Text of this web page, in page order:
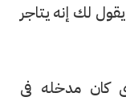
لك إنه يتاجر
كان مدخله فى